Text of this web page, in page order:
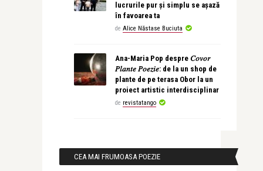
lucrurile pur și simplu se așază
în favoarea ta
de Alice Năstase Buciuta
Ana-Maria Pop despre 𝐶𝑜𝑣𝑜𝑟
𝑃𝑙𝑎𝑛𝑡𝑒 𝑃𝑜𝑒𝑧𝑖𝑒: de la un shop de
plante de pe terasa Obor la un
proiect artistic interdisciplinar
de revistatango
CEA MAI FRUMOASA POEZIE